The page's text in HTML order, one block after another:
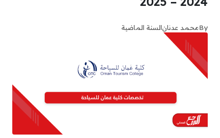
Byمحمد عدنانالسنة الماضية